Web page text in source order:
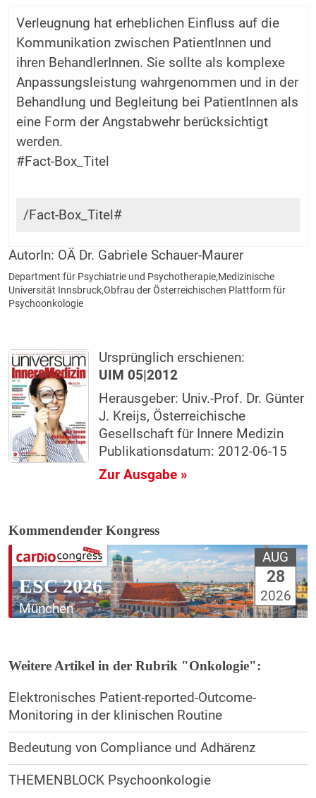
Verleugnung hat erheblichen Einfluss auf die
Kommunikation zwischen PatientInnen und
ihren BehandlerInnen. Sie sollte als komplexe
Anpassungsleistung wahrgenommen und in der
Behandlung und Begleitung bei PatientInnen als
eine Form der Angstabwehr berücksichtigt
werden.
#Fact-Box_Titel
/Fact-Box_Titel#
AutorIn: OÄ Dr. Gabriele Schauer-Maurer
Department für Psychiatrie und Psychotherapie,Medizinische
Universität Innsbruck,Obfrau der Österreichischen Plattform für
Psychoonkologie
Ursprünglich erschienen:
UIM 05|2012
Herausgeber: Univ.-Prof. Dr. Günter
J. Kreijs, Österreichische
Gesellschaft für Innere Medizin
Publikationsdatum: 2012-06-15
Zur Ausgabe »
Kommendender Kongress
ESC 2026
München
AUG
28
2026
Weitere Artikel in der Rubrik "Onkologie":
Elektronisches Patient-reported-Outcome-
Monitoring in der klinischen Routine
Bedeutung von Compliance und Adhärenz
THEMENBLOCK Psychoonkologie